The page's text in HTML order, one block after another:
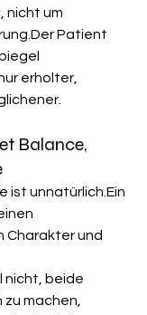
nicht um
Patient
erholter,
Balance,
ist unnatürlich.Ein
Charakter und
nicht, beide
machen,